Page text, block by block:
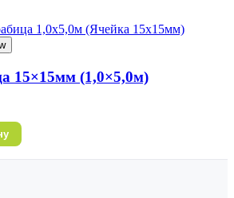
15×15мм (1,0×5,0м)